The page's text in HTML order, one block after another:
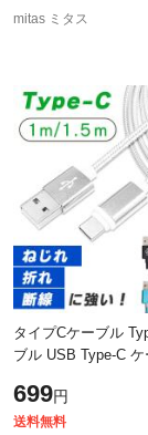
mitas ミタス
タイプCケーブル
ブル USB Type-C
信 Type c 対応 ゲー
Nintendo
699円
送料無料